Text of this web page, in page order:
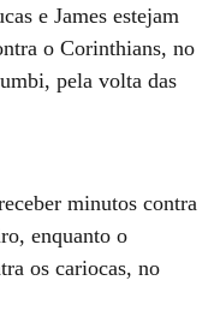
e James estejam
o Corinthians, no
pela volta das
minutos contra
enquanto o
os cariocas, no